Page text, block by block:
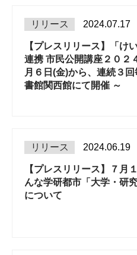
リリース 2024.07.17
【プレスリリース】「け
連携 市民公開講座２０２
月６日(金)から、連続３
書館関西館にて開催 ～
リリース 2024.06.19
【プレスリリース】７月
んな学研都市「大学・研
について